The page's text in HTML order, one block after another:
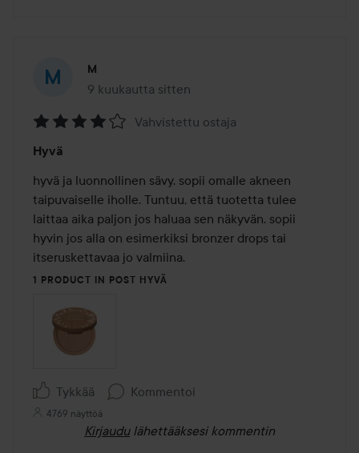
M
9 kuukautta sitten
Viesti luotiin 9 kuukautta sitten
4
/
5
Vahvistettu ostaja
Hyvä
hyvä ja luonnollinen sävy. sopii omalle akneen
taipuvaiselle iholle. Tuntuu, että tuotetta tulee
laittaa aika paljon jos haluaa sen näkyvän. sopii
hyvin jos alla on esimerkiksi bronzer drops tai
itseruskettavaa jo valmiina.
1 PRODUCT IN POST HYVÄ
Tykkää Kommentoi
4769 näyttöä
Kirjaudu lähettääksesi kommentin